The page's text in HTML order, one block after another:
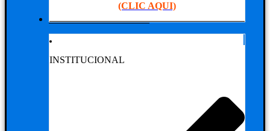
(CLIC AQUI)
NUESTRA EMPRESA
INSTITUCIONAL